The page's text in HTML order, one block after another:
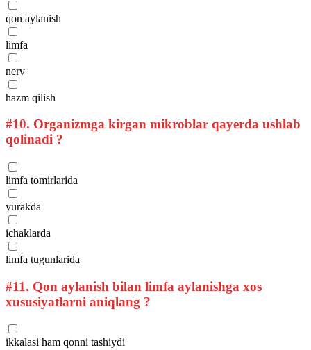
qon aylanish
limfa
nerv
hazm qilish
#10. Organizmga kirgan mikroblar qayerda ushlab
qolinadi ?
limfa tomirlarida
yurakda
ichaklarda
limfa tugunlarida
#11. Qon aylanish bilan limfa aylanishga xos
xususiyatlarni aniqlang ?
ikkalasi ham qonni tashiydi